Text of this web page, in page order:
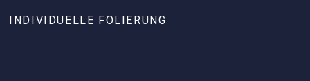
INDIVIDUELLE FOLIERUNG